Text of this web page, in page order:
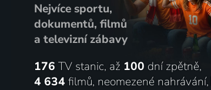
Nejvíce sportu,
dokumentů, filmů
a televizní zábavy
176 TV stanic, až 100 dní zpětně,
4 634 filmů, neomezené nahrávání,